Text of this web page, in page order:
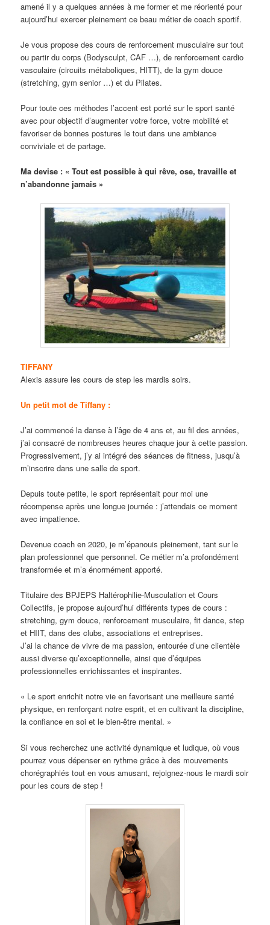
amené il y a quelques années à me former et me réorienté pour
aujourd’hui exercer pleinement ce beau métier de coach sportif.
Je vous propose des cours de renforcement musculaire sur tout
ou partir du corps (Bodysculpt, CAF …), de renforcement cardio
vasculaire (circuits métaboliques, HITT), de la gym douce
(stretching, gym senior …) et du Pilates.
Pour toute ces méthodes l’accent est porté sur le sport santé
avec pour objectif d’augmenter votre force, votre mobilité et
favoriser de bonnes postures le tout dans une ambiance
conviviale et de partage.
Ma devise : « Tout est possible à qui rêve, ose, travaille et
n’abandonne jamais »
TIFFANY
Alexis assure les cours de step les mardis soirs.
Un petit mot de Tiffany :
J’ai commencé la danse à l’âge de 4 ans et, au fil des années,
j’ai consacré de nombreuses heures chaque jour à cette passion.
Progressivement, j’y ai intégré des séances de fitness, jusqu’à
m’inscrire dans une salle de sport.
Depuis toute petite, le sport représentait pour moi une
récompense après une longue journée : j’attendais ce moment
avec impatience.
Devenue coach en 2020, je m’épanouis pleinement, tant sur le
plan professionnel que personnel. Ce métier m’a profondément
transformée et m’a énormément apporté.
Titulaire des BPJEPS Haltérophilie-Musculation et Cours
Collectifs, je propose aujourd’hui différents types de cours :
stretching, gym douce, renforcement musculaire, fit dance, step
et HIIT, dans des clubs, associations et entreprises.
J’ai la chance de vivre de ma passion, entourée d’une clientèle
aussi diverse qu’exceptionnelle, ainsi que d’équipes
professionnelles enrichissantes et inspirantes.
« Le sport enrichit notre vie en favorisant une meilleure santé
physique, en renforçant notre esprit, et en cultivant la discipline,
la confiance en soi et le bien-être mental. »
Si vous recherchez une activité dynamique et ludique, où vous
pourrez vous dépenser en rythme grâce à des mouvements
chorégraphiés tout en vous amusant, rejoignez-nous le mardi soir
pour les cours de step !